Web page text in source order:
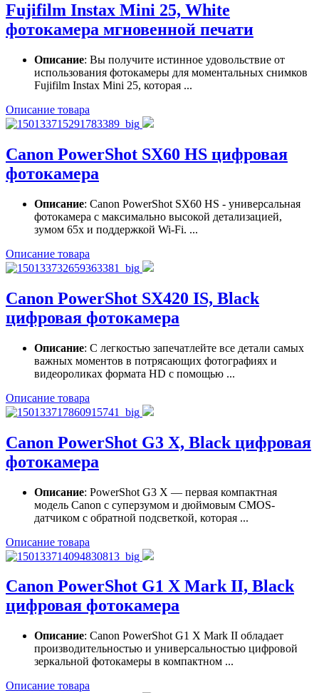
Fujifilm Instax Mini 25, White
фотокамера мгновенной печати
Описание: Вы получите истинное удовольствие от
использования фотокамеры для моментальных снимков
Fujifilm Instax Mini 25, которая ...
Описание товара
Canon PowerShot SX60 HS цифровая
фотокамера
Описание: Canon PowerShot SX60 HS - универсальная
фотокамера с максимально высокой детализацией,
зумом 65x и поддержкой Wi-Fi. ...
Описание товара
Canon PowerShot SX420 IS, Black
цифровая фотокамера
Описание: С легкостью запечатлейте все детали самых
важных моментов в потрясающих фотографиях и
видеороликах формата HD с помощью ...
Описание товара
Canon PowerShot G3 X, Black цифровая
фотокамера
Описание: PowerShot G3 X — первая компактная
модель Canon с суперзумом и дюймовым CMOS-
датчиком с обратной подсветкой, которая ...
Описание товара
Canon PowerShot G1 X Mark II, Black
цифровая фотокамера
Описание: Canon PowerShot G1 X Mark II обладает
производительностью и универсальностью цифровой
зеркальной фотокамеры в компактном ...
Описание товара